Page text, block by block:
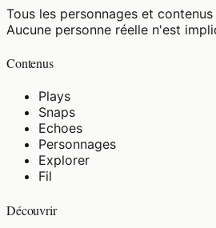
Tous les personnages et
Aucune personne réelle n'est
Contenus
Plays
Snaps
Echoes
Personnages
Explorer
Fil
Découvrir